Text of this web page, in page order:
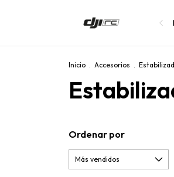
Inicio . Accesorios .
Ordenar por